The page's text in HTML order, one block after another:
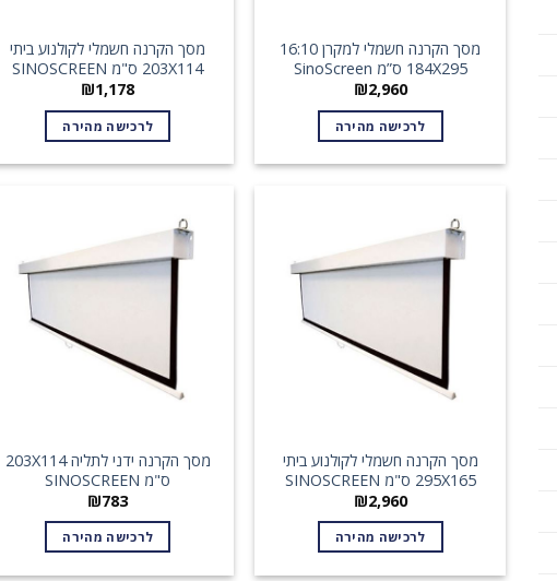
מסך הקרנה חשמלי למקרן 16:10
184X295 ס”מ SinoScreen
₪2,960
לרכישה מהירה
מסך הקרנה חשמלי לקולנוע ביתי
203X114 ס"מ SINOSCREEN
₪1,178
לרכישה מהירה
מסך הקרנה חשמלי לקולנוע ביתי
295X165 ס"מ SINOSCREEN
₪2,960
לרכישה מהירה
מסך הקרנה ידני לתליה 203X114
ס"מ SINOSCREEN
₪783
לרכישה מהירה